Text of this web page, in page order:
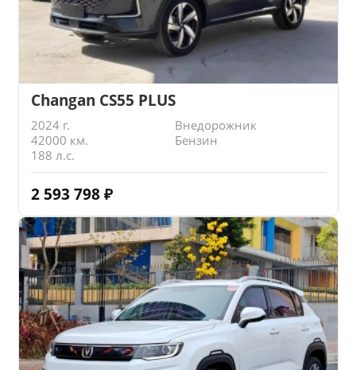
Changan CS55 PLUS
2024 г.
Внедорожник
42000 км.
Бензин
188 л.с.
2 593 798 ₽